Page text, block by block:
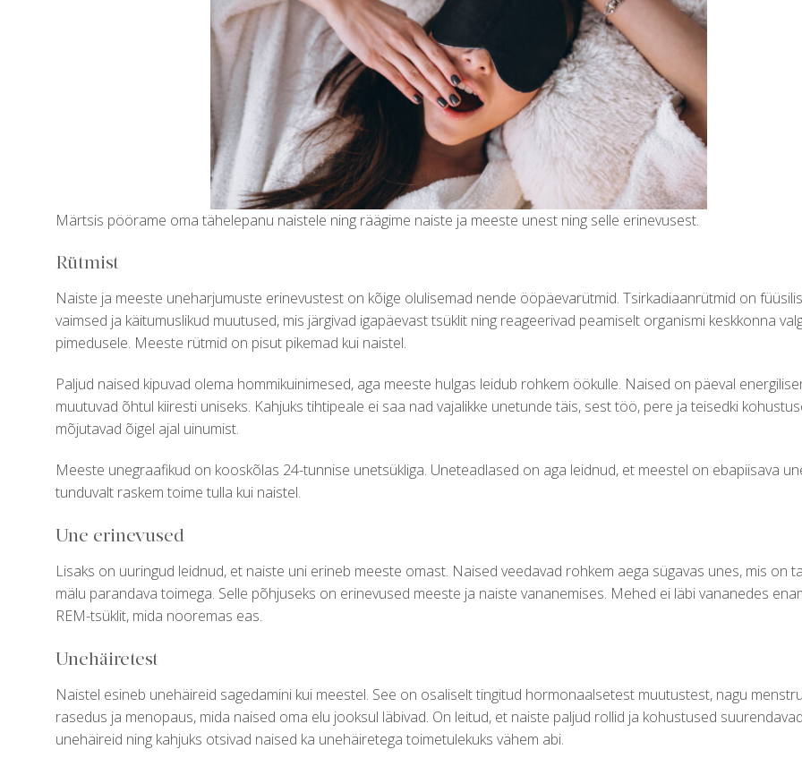
Märtsis pöörame oma tähelepanu naistele ning räägime naiste ja meeste unest ning selle erinevusest.
Rütmist
Naiste ja meeste uneharjumuste erinevustest on kõige olulisemad nende ööpäevarütmid. Tsirkadiaanrütmid on
vaimsed ja käitumuslikud muutused, mis järgivad igapäevast tsüklit ning reageerivad peamiselt organismi keskkonna
pimedusele. Meeste rütmid on pisut pikemad kui naistel.
Paljud naised kipuvad olema hommikuinimesed, aga meeste hulgas leidub rohkem öökulle. Naised on päeval
muutuvad õhtul kiiresti uniseks. Kahjuks tihtipeale ei saa nad vajalikke unetunde täis, sest töö, pere ja teisedki
mõjutavad õigel ajal uinumist.
Meeste unegraafikud on kooskõlas 24-tunnise unetsükliga. Uneteadlased on aga leidnud, et meestel on ebapiisava
tunduvalt raskem toime tulla kui naistel.
Une erinevused
Lisaks on uuringud leidnud, et naiste uni erineb meeste omast. Naised veedavad rohkem aega sügavas unes, mis on
mälu parandava toimega. Selle põhjuseks on erinevused meeste ja naiste vananemises. Mehed ei läbi vananedes
REM-tsüklit, mida nooremas eas.
Unehäiretest
Naistel esineb unehäireid sagedamini kui meestel. See on osaliselt tingitud hormonaalsetest muutustest, nagu
rasedus ja menopaus, mida naised oma elu jooksul läbivad. On leitud, et naiste paljud rollid ja kohustused
unehäireid ning kahjuks otsivad naised ka unehäiretega toimetulekuks vähem abi.